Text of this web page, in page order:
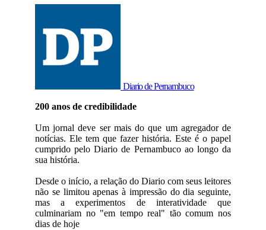
Diario de Pernambuco
200 anos de credibilidade
Um jornal deve ser mais do que um agregador de
notícias. Ele tem que fazer história. Este é o papel
cumprido pelo Diario de Pernambuco ao longo da
sua história.
Desde o início, a relação do Diario com seus leitores
não se limitou apenas à impressão do dia seguinte,
mas a experimentos de interatividade que
culminariam no "em tempo real" tão comum nos
dias de hoje